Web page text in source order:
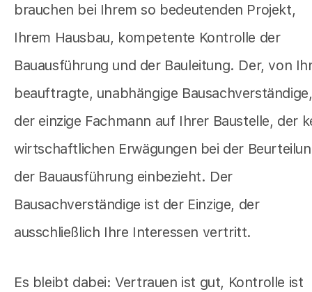
brauchen bei Ihrem so bedeutenden Projekt,
Ihrem Hausbau, kompetente Kontrolle der
Bauausführung und der Bauleitung. Der, von
beauftragte, unabhängige
der einzige Fachmann auf Ihrer Baustelle, der
wirtschaftlichen Erwägungen bei der
der Bauausführung einbezieht. Der
Bausachverständige ist der Einzige, der
ausschließlich Ihre Interessen vertritt.
Es bleibt dabei: Vertrauen ist gut, Kontrolle ist